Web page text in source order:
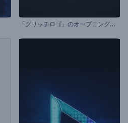
「
グリッチロゴ」のオープニング動画